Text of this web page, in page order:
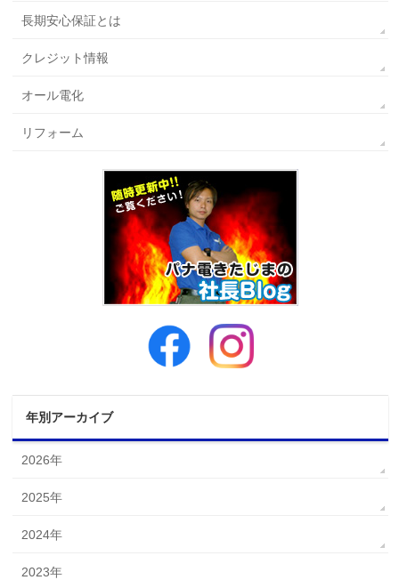
長期安心保証とは
クレジット情報
オール電化
リフォーム
年別アーカイブ
2026年
2025年
2024年
2023年